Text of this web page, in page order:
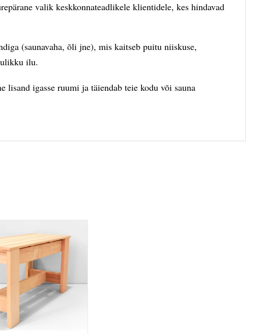
valik keskkonnateadlikele klientidele, kes hindavad
(saunavaha, õli jne), mis kaitseb puitu niiskuse,
ilu.
igasse ruumi ja täiendab teie kodu või sauna